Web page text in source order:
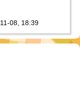
08, 18:39